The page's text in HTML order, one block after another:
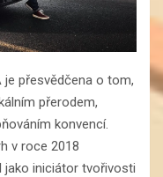
je přesvědčena o tom,
přerodem,
konvencí.
v roce 2018
iniciátor tvořivosti